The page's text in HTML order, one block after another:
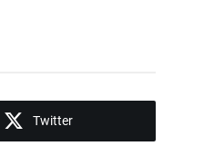
Twitter